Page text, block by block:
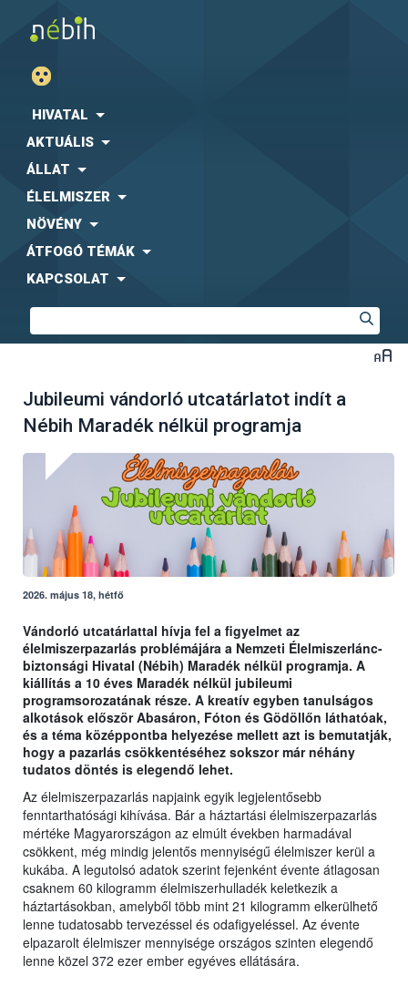
HIVATAL
AKTUÁLIS
ÁLLAT
ÉLELMISZER
NÖVÉNY
ÁTFOGÓ TÉMÁK
KAPCSOLAT
Jubileumi vándorló utcatárlatot indít a
Nébih Maradék nélkül programja
2026. május 18, hétfő
Vándorló utcatárlattal hívja fel a figyelmet az
élelmiszerpazarlás problémájára a Nemzeti Élelmiszerlánc-
biztonsági Hivatal (Nébih) Maradék nélkül programja. A
kiállítás a 10 éves Maradék nélkül jubileumi
programsorozatának része. A kreatív egyben tanulságos
alkotások először Abasáron, Fóton és Gödöllőn láthatóak,
és a téma középpontba helyezése mellett azt is bemutatják,
hogy a pazarlás csökkentéséhez sokszor már néhány
tudatos döntés is elegendő lehet.
Az élelmiszerpazarlás napjaink egyik legjelentősebb
fenntarthatósági kihívása. Bár a háztartási élelmiszerpazarlás
mértéke Magyarországon az elmúlt években harmadával
csökkent, még mindig jelentős mennyiségű élelmiszer kerül a
kukába. A legutolsó adatok szerint fejenként évente átlagosan
csaknem 60 kilogramm élelmiszerhulladék keletkezik a
háztartásokban, amelyből több mint 21 kilogramm elkerülhető
lenne tudatosabb tervezéssel és odafigyeléssel. Az évente
elpazarolt élelmiszer mennyisége országos szinten elegendő
lenne közel 372 ezer ember egyéves ellátására.